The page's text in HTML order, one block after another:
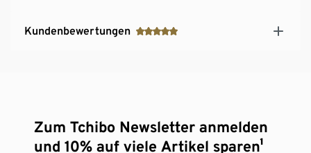
Kundenbewertungen
Zum Tchibo Newsletter anmelden
und 10% auf viele Artikel sparen¹